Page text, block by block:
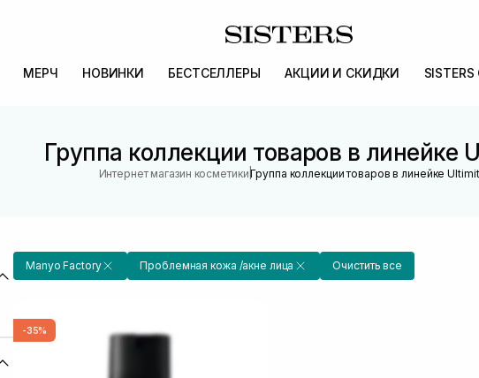
МЕРЧ НОВИНКИ БЕСТСЕЛЛЕРЫ АКЦИИ И СКИДКИ SISTERS
Группа коллекции товаров в линейке
Интернет магазин косметики |Группа коллекции товаров в линейке Ultimit
Manyo Factory Проблемная кожа /акне лица Очистить все
-35%